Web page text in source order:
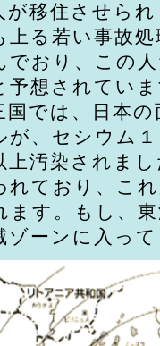
が移住させら
上る若い事故
でおり、この
予想されてい
国では、日本
が、セシウム
上汚染されま
れており、こ
ます。もし、
ゾーンに入っ